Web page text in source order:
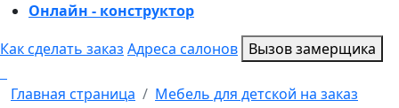
Онлайн - конструктор
Как сделать заказ Адреса салонов Вызов замерщика
Главная страница
Мебель для детской на заказ